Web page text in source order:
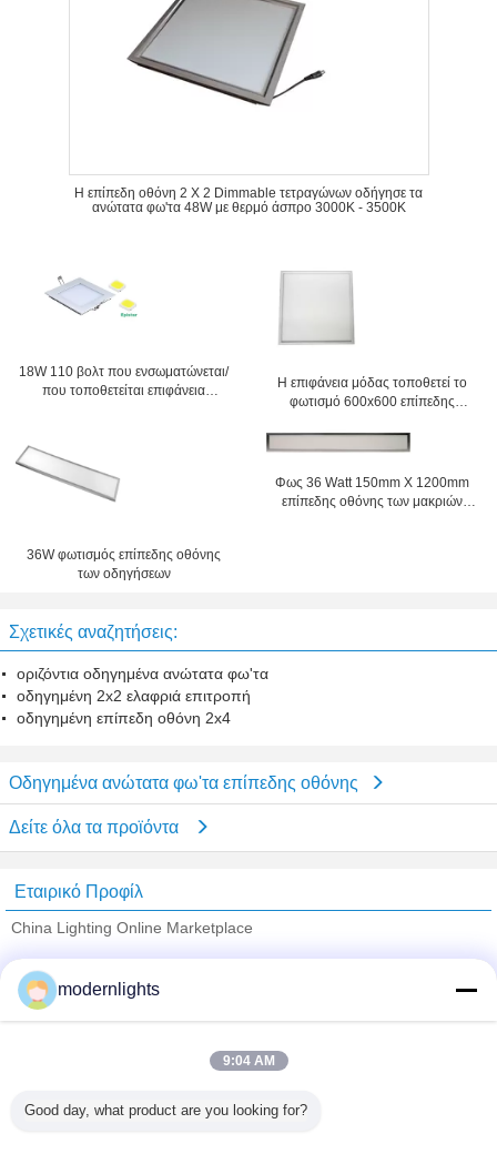
Η επίπεδη οθόνη 2 X 2 Dimmable τετραγώνων οδήγησε τα
ανώτατα φω'τα 48W με θερμό άσπρο 3000K - 3500K
18W 110 βολτ που ενσωματώνεται/
που τοποθετείται επιφάνεια
Η επιφάνεια μόδας τοποθετεί το
φωτισμό 600x600 επίπεδης
36W για την υπεραγορά
36W φωτισμός επίπεδης οθόνης
των οδηγήσεων
Φως 36 Watt 150mm X 1200mm
επίπεδης οθόνης των μακριών
Σχετικές αναζητήσεις:
οριζόντια οδηγημένα ανώτατα φω'τα
οδηγημένη 2x2 ελαφριά επιτροπή
οδηγημένη επίπεδη οθόνη 2x4
Οδηγημένα ανώτατα φω'τα επίπεδης οθόνης
Δείτε όλα τα προϊόντα
Εταιρικό Προφίλ
China Lighting Online Marketplace
Trust Seal
Verified Suplier
Όλα τα Προϊόντα
modernlights
9:04 AM
Good day, what product are you looking for?